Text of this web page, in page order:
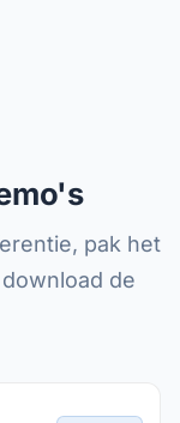
pak het
de